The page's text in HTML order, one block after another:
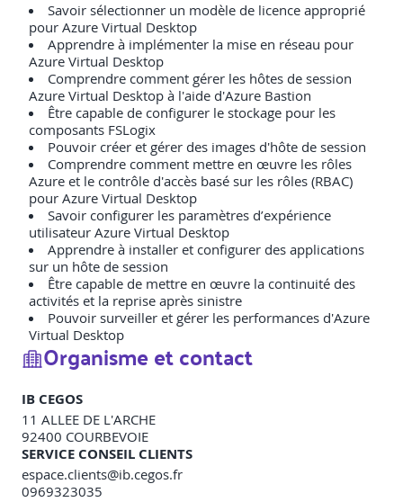
Savoir sélectionner un modèle de licence approprié
pour Azure Virtual Desktop
Apprendre à implémenter la mise en réseau pour
Azure Virtual Desktop
Comprendre comment gérer les hôtes de session
Azure Virtual Desktop à l'aide d'Azure Bastion
Être capable de configurer le stockage pour les
composants FSLogix
Pouvoir créer et gérer des images d'hôte de session
Comprendre comment mettre en œuvre les rôles
Azure et le contrôle d'accès basé sur les rôles (RBAC)
pour Azure Virtual Desktop
Savoir configurer les paramètres d’expérience
utilisateur Azure Virtual Desktop
Apprendre à installer et configurer des applications
sur un hôte de session
Être capable de mettre en œuvre la continuité des
activités et la reprise après sinistre
Pouvoir surveiller et gérer les performances d'Azure
Virtual Desktop
Organisme et contact
IB CEGOS
11 ALLEE DE L'ARCHE
92400 COURBEVOIE
SERVICE CONSEIL CLIENTS
espace.clients@ib.cegos.fr
0969323035